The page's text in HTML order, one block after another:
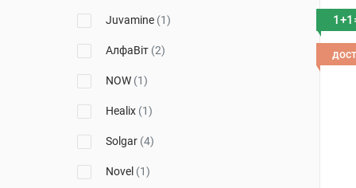
Juvamine (1)
АлфаВіт (2)
NOW (1)
Healix (1)
Solgar (4)
Novel (1)